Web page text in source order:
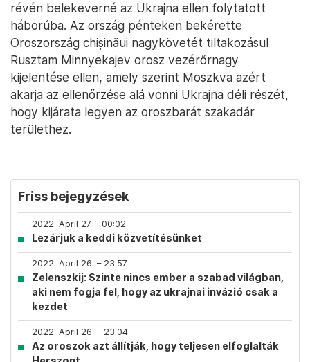
révén belekeverné az Ukrajna ellen folytatott
háborúba. Az ország pénteken bekérette
Oroszország chișinăui nagykövetét tiltakozásul
Rusztam Minnyekajev orosz vezérőrnagy
kijelentése ellen, amely szerint Moszkva azért
akarja az ellenőrzése alá vonni Ukrajna déli részét,
hogy kijárata legyen az oroszbarát szakadár
területhez.
Friss bejegyzések
2022. April 27. – 00:02
Lezárjuk a keddi közvetítésünket
2022. April 26. – 23:57
Zelenszkij: Szinte nincs ember a szabad világban,
aki nem fogja fel, hogy az ukrajnai invázió csak a
kezdet
2022. April 26. – 23:04
Az oroszok azt állítják, hogy teljesen elfoglalták